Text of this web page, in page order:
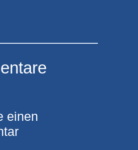
einen